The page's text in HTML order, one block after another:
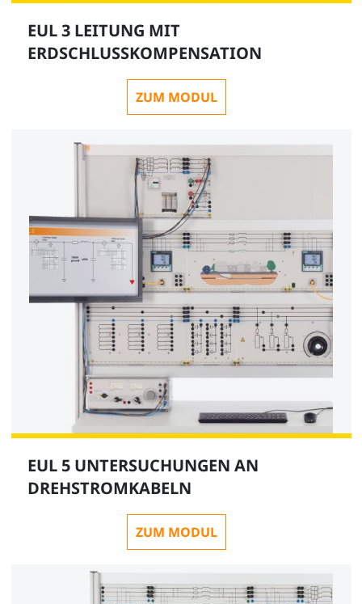
EUL 3 LEITUNG MIT
ERDSCHLUSSKOMPENSATION
ZUM MODUL
EUL 5 UNTERSUCHUNGEN AN
DREHSTROMKABELN
ZUM MODUL